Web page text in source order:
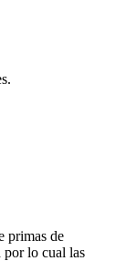
primas de
por lo cual las